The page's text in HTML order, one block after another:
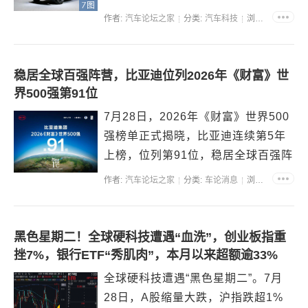
7图
条，形塑鲜明而富现代感的前视造
属的设计识别。 CX-5 车身轮廓...
作者: 汽车论坛之家 分类: 汽车科技 浏览:42234
稳居全球百强阵营，比亚迪位列2026年《财富》世
界500强第91位
7月28日，2026年《财富》世界500
强榜单正式揭晓，比亚迪连续第5年
上榜，位列第91位，稳居全球百强阵
营，彰显中国制造强劲发展动能。
全年销量达460万辆，蝉联全球新能
源...
作者: 汽车论坛之家 分类: 车论消息 浏览:41445
黑色星期二！全球硬科技遭遇“血洗”，创业板指重
挫7%，银行ETF“秀肌肉”，本月以来超额逾33%
全球硬科技遭遇“黑色星期二”。7月
28日，A股缩量大跌，沪指跌超1%